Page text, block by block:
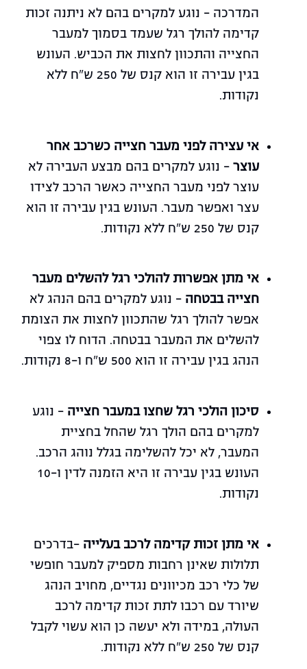
המדרכה – נוגע למקרים בהם לא ניתנה זכות
קדימה להולך רגל שעמד בסמוך למעבר
החצייה והתכוון לחצות את הכביש. העונש
בגין עבירה זו הוא קנס של 250 ש"ח ללא
נקודות.
אי עצירה לפני מעבר חצייה כשרכב אחר
עוצר – נוגע למקרים בהם מבצע העבירה לא
עוצר לפני מעבר החצייה כאשר הרכב לצידו
עצר ואפשר מעבר. העונש בגין עבירה זו הוא
קנס של 250 ש"ח ללא נקודות.
אי מתן אפשרות להולכי רגל להשלים מעבר
חצייה בבטחה – נוגע למקרים בהם הנהג לא
אפשר להולך רגל שהתכוון לחצות את הצומת
להשלים את המעבר בבטחה. הדוח לו צפוי
הנהג בגין עבירה זו הוא 500 ש"ח ו-8 נקודות.
סיכון הולכי רגל שחצו במעבר חצייה – נוגע
למקרים בהם הולך רגל שהחל בחציית
המעבר, לא יכל להשלימה בגלל נוהג הרכב.
העונש בגין עבירה זו היא הזמנה לדין ו-10
נקודות.
אי מתן זכות קדימה לרכב בעלייה –בדרכים
תלולות שאינן רחבות מספיק למעבר חופשי
של כלי רכב מכיוונים נגדיים, מחויב הנהג
שיורד עם רכבו לתת זכות קדימה לרכב
העולה, במידה ולא יעשה כן הוא עשוי לקבל
קנס של 250 ש"ח ללא נקודות.